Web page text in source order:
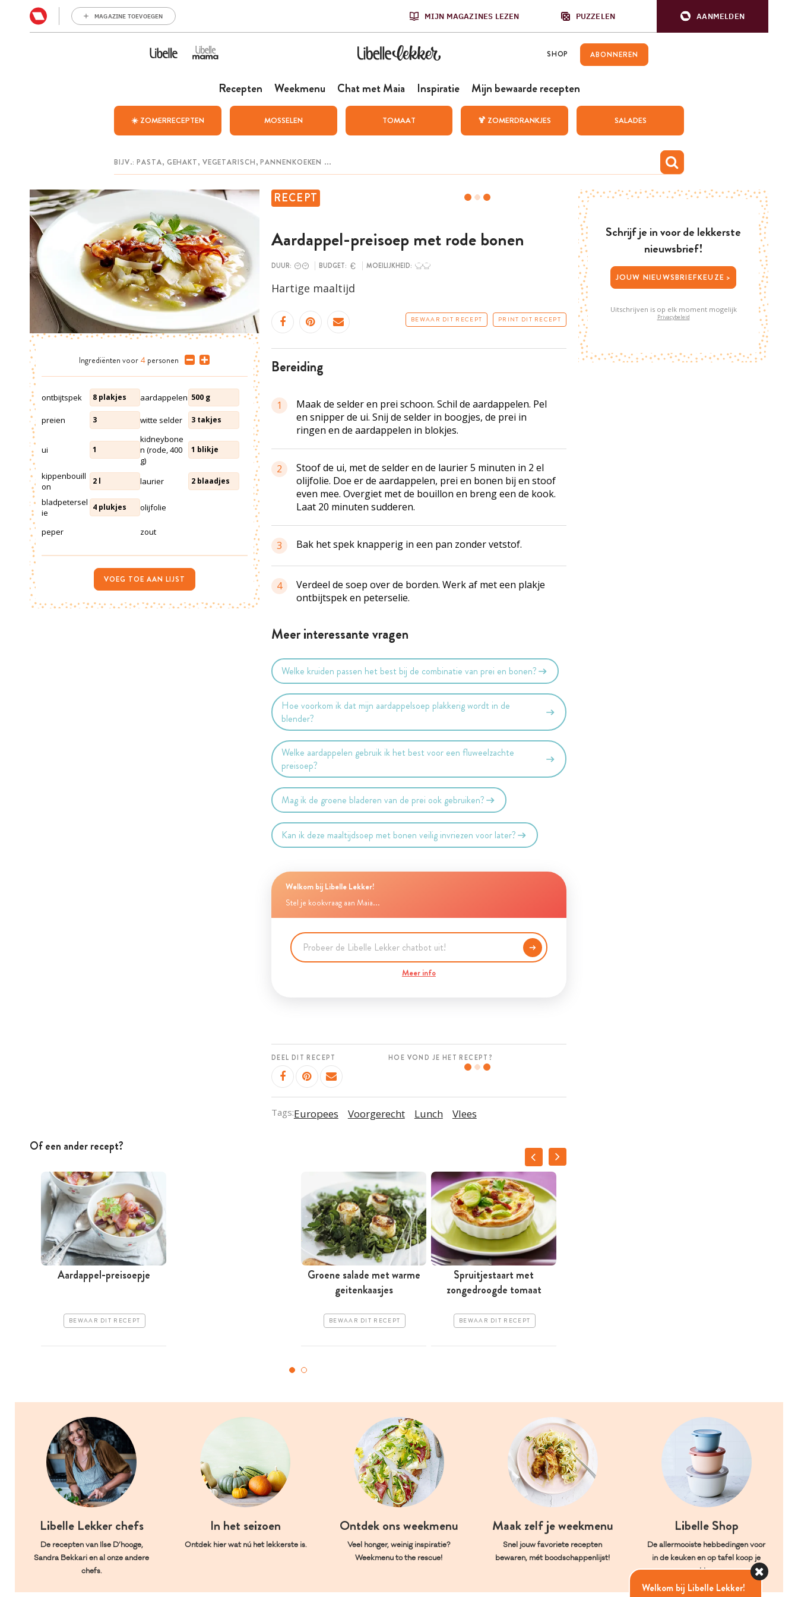
MAGAZINE TOEVOEGEN MIJN MAGAZINES LEZEN PUZZELEN AANMELDEN
SHOP ABONNEREN
Recepten Weekmenu Chat met Maia Inspiratie Mijn bewaarde recepten
☀️ ZOMERRECEPTEN MOSSELEN TOMAAT 🍹 ZOMERDRANKJES SALADES
RECEPT
Aardappel-preisoep met rode bonen
DUUR: BUDGET: MOEILIJKHEID:
Hartige maaltijd
BEWAAR DIT RECEPT PRINT DIT RECEPT
bereiding
1
Maak de selder en prei schoon. Schil de aardappelen. Pel
en snipper de ui. Snij de selder in boogjes, de prei in
ringen en de aardappelen in blokjes.
2
Stoof de ui, met de selder en de laurier 5 minuten in 2 el
olijfolie. Doe er de aardappelen, prei en bonen bij en stoof
even mee. Overgiet met de bouillon en breng een de kook.
Laat 20 minuten sudderen.
3 Bak het spek knapperig in een pan zonder vetstof.
4
Verdeel de soep over de borden. Werk af met een plakje
ontbijtspek en peterselie.
Meer interessante vragen
Welke kruiden passen het best bij de combinatie van prei en bonen?
Hoe voorkom ik dat mijn aardappelsoep plakkerig wordt in de
blender?
Welke aardappelen gebruik ik het best voor een fluweelzachte
preisoep?
Mag ik de groene bladeren van de prei ook gebruiken?
Kan ik deze maaltijdsoep met bonen veilig invriezen voor later?
Welkom bij Libelle Lekker!
Stel je kookvraag aan Maia...
Meer info
DEEL DIT RECEPT HOE VOND JE HET RECEPT?
Tags:Europees Voorgerecht Lunch Vlees
Ingrediënten voor 4 personen
ontbijtspek 8 plakjes aardappelen 500 g
preien 3 witte selder 3 takjes
ui 1
kidneybone
n (rode, 400
g)
1 blikje
kippenbouill
on
2 l laurier 2 blaadjes
bladpetersel
ie
4 plukjes olijfolie
peper zout
VOEG TOE AAN LIJST
Of een ander recept?
Aardappel-preisoepje
BEWAAR DIT RECEPT
Groene salade met warme
geitenkaasjes
BEWAAR DIT RECEPT
Spruitjestaart met
zongedroogde tomaat
BEWAAR DIT RECEPT
Schrijf je in voor de lekkerste
nieuwsbrief!
JOUW NIEUWSBRIEFKEUZE >
Uitschrijven is op elk moment mogelijk
Privacybeleid
Libelle Lekker chefs
De recepten van Ilse D’hooge,
Sandra Bekkari en al onze andere
chefs.
In het seizoen
Ontdek hier wat nú het lekkerste is.
Ontdek ons weekmenu
Veel honger, weinig inspiratie?
Weekmenu to the rescue!
Maak zelf je weekmenu
Snel jouw favoriete recepten
bewaren, mét boodschappenlijst!
Libelle Shop
De allermooiste hebbedingen voor
in de keuken en op tafel koop je
hier.
Welkom bij Libelle Lekker!